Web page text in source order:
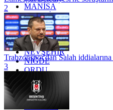
MANİSA
MARDİN
MERSİN
MUĞLA
MUŞ
NEVŞEHİR
NİĞDE
ORDU
OSMANİYE
RİZE
SAKARYA
2
Trabzonspor'dan Salah
3